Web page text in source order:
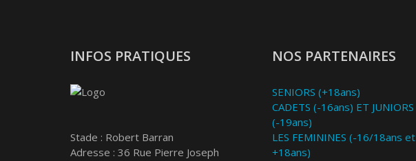
INFOS PRATIQUES
Stade : Robert Barran
Adresse : 36 Rue Pierre Joseph
NOS PARTENAIRES
SENIORS (+18ans)
CADETS (-16ans) ET JUNIORS
(-19ans)
LES FEMININES (-16/18ans et
+18ans)